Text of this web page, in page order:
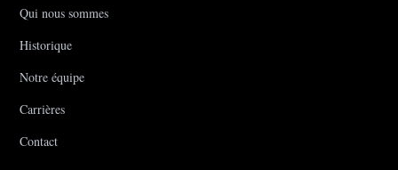
Qui nous sommes
Historique
Notre équipe
Carrières
Contact